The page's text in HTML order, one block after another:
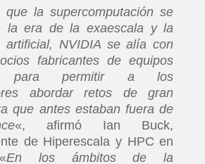
que la supercomputación se
la era de la exaescala y la
artificial, NVIDIA se alía con
fabricantes de equipos
para permitir a los
abordar retos de gran
que antes estaban fuera de
«, afirmó Ian Buck,
de Hiperescala y HPC en
En los ámbitos de la